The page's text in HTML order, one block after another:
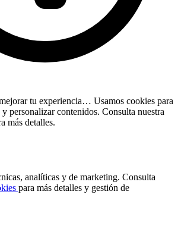
tu experiencia… Usamos cookies para
personalizar contenidos. Consulta nuestra
más detalles.
analíticas y de marketing. Consulta
para más detalles y gestión de